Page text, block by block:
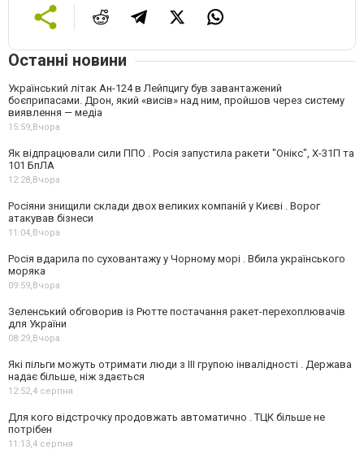
Останні новини
Український літак Ан-124 в Лейпцигу був завантажений
боєприпасами. Дрон, який «висів» над ним, пройшов через систему
виявлення — медіа
15:59,Вчора
Як відпрацювали сили ППО . Росія запустила ракети "Онікс", Х-31П та
101 БпЛА
12:28,Вчора
Росіяни знищили склади двох великих компаній у Києві . Ворог
атакував бізнеси
11:04,Вчора
Росія вдарила по суховантажу у Чорному морі . Вбила українського
моряка
09:59,Вчора
Зеленський обговорив із Рютте постачання ракет-перехоплювачів
для України
08:29,Вчора
Які пільги можуть отримати люди з III групою інвалідності . Держава
надає більше, ніж здається
12:52,4 серпня
Для кого відстрочку продовжать автоматично . ТЦК більше не
потрібен
11:13,4 серпня